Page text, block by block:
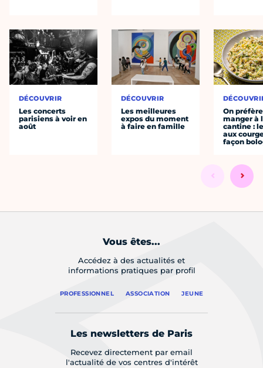
DÉCOUVRIR
Les concerts
parisiens à voir en
août
DÉCOUVRIR
Les meilleures
expos du moment
à faire en famille
On préfère
manger à
cantine :
aux
façon
Vous êtes...
Accédez à des actualités et
informations pratiques par profil
PROFESSIONNEL ASSOCIATION JEUNE
Les newsletters de Paris
Recevez directement par email
l'actualité de vos centres d'intérêt